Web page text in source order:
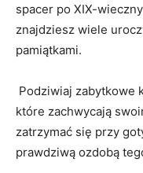
spacer⁤ po XIX-
znajdziesz wiele
pamiątkami.
Podziwiaj zabytkowe
które zachwycają
zatrzymać ⁣się​ przy
prawdziwą ozdobą